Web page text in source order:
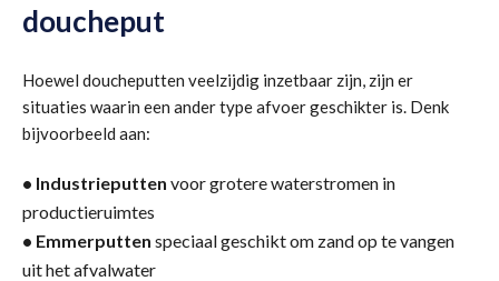
doucheput
Hoewel doucheputten veelzijdig inzetbaar zijn, zijn er
situaties waarin een ander type afvoer geschikter is. Denk
bijvoorbeeld aan:
• Industrieputten voor grotere waterstromen in
productieruimtes
• Emmerputten speciaal geschikt om zand op te vangen
uit het afvalwater